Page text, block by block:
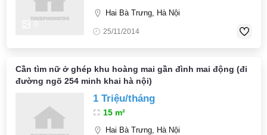
Hai Bà Trưng, Hà Nội
25/11/2014
Cần tìm nữ ở ghép khu hoàng mai gần đình mai động (đi
đường ngõ 254 minh khai hà nội)
1 Triệu/tháng
15 m²
Hai Bà Trưng, Hà Nội